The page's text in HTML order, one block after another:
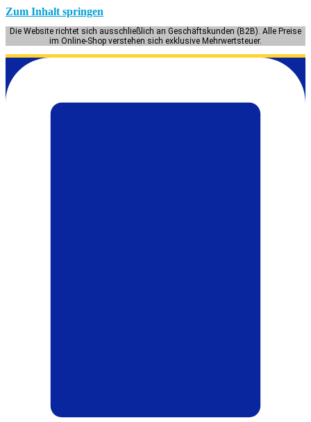
Zum Inhalt springen
Die Website richtet sich ausschließlich an Geschäftskunden (B2B). Alle Preise
im Online-Shop verstehen sich exklusive Mehrwertsteuer.